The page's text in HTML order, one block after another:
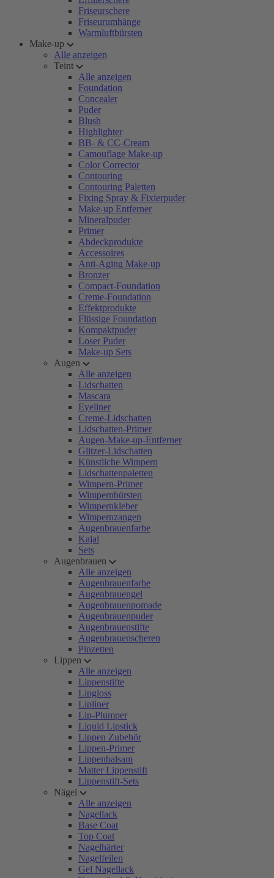
Friseurschere
Friseurumhänge
Warmluftbürsten
Make-up
Alle anzeigen
Teint
Alle anzeigen
Foundation
Concealer
Puder
Blush
Highlighter
BB- & CC-Cream
Camouflage Make-up
Color Corrector
Contouring
Contouring Paletten
Fixing Spray & Fixierpuder
Make-up Entferner
Mineralpuder
Primer
Abdeckprodukte
Accessoires
Anti-Aging Make-up
Bronzer
Compact-Foundation
Creme-Foundation
Effektprodukte
Flüssige Foundation
Kompaktpuder
Loser Puder
Make-up Sets
Augen
Alle anzeigen
Lidschatten
Mascara
Eyeliner
Creme-Lidschatten
Lidschatten-Primer
Augen-Make-up-Entferner
Glitzer-Lidschatten
Künstliche Wimpern
Lidschattenpaletten
Wimpern-Primer
Wimpernbürsten
Wimpernkleber
Wimpernzangen
Augenbrauenfarbe
Kajal
Sets
Augenbrauen
Alle anzeigen
Augenbrauenfarbe
Augenbrauengel
Augenbrauenpomade
Augenbrauenpuder
Augenbrauenstifte
Augenbrauenscheren
Pinzetten
Lippen
Alle anzeigen
Lippenstifte
Lipgloss
Lipliner
Lip-Plumper
Liquid Lipstick
Lippen Zubehör
Lippen-Primer
Lippenbalsam
Matter Lippenstift
Lippenstift-Sets
Nägel
Alle anzeigen
Nagellack
Base Coat
Top Coat
Nagelhärter
Nagelfeilen
Gel Nagellack